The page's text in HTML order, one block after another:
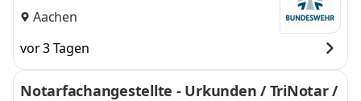
Aachen
vor 3 Tagen
Notarfachangestellte - Urkunden / TriNotar /